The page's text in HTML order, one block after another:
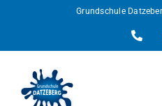
Grundschule